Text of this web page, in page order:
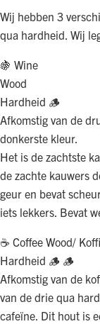
Wij hebben 3
qua hardheid. Wij
🍇 Wine
Hardheid 🪵
Afkomstig van de
donkerste kleur.
Het is de zachtste
de zachte kauwers
geur en bevat
iets lekkers. Bevat
☕️ Coffee
Hardheid 🪵 🪵
Afkomstig van de
van de drie qua
cafeïne. Dit hout is